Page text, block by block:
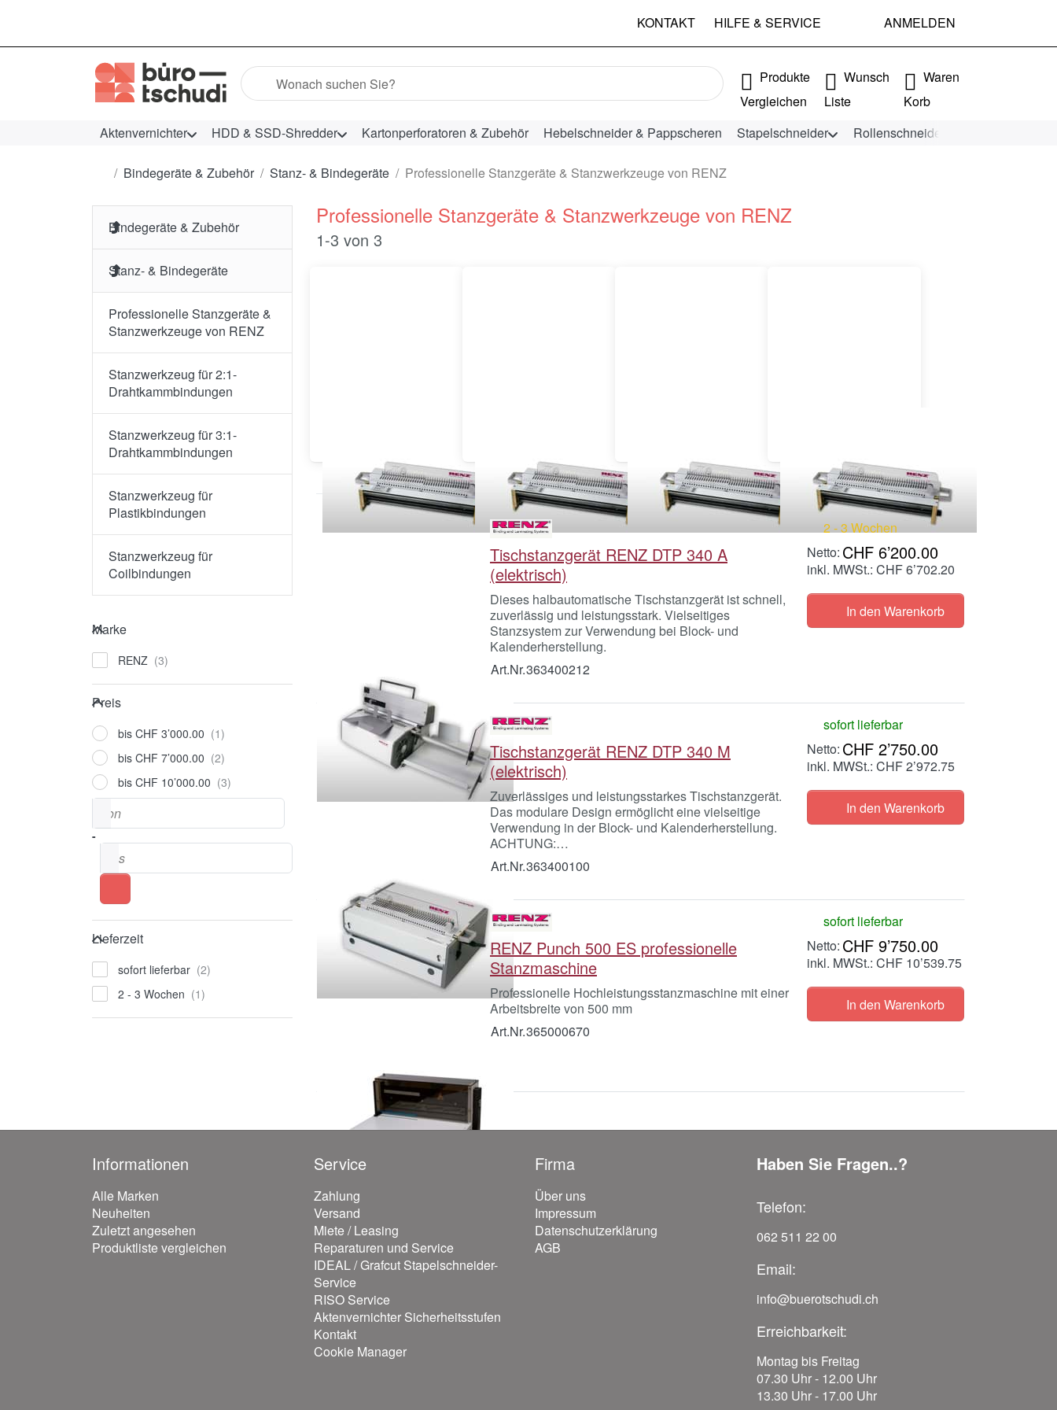
KONTAKT HILFE & SERVICE ANMELDEN
Geben Sie einen Suchbegriff ein. Während Sie tippen, erscheinen automatisch erste Ergebnisse. Drücken Sie die Eingabetaste, um alle
Produkte
Vergleichen
Wunsch
Liste
Waren
Korb
Aktenvernichter
HDD & SSD-Shredder Kartonperforatoren & Zubehör Hebelschneider & Pappscheren Stapelschneider Rollenschneider
Startseite
Bindegeräte & Zubehör Stanz- & Bindegeräte Professionelle Stanzgeräte & Stanzwerkzeuge von RENZ
Bindegeräte & Zubehör
Stanz- & Bindegeräte
Professionelle Stanzgeräte &
Stanzwerkzeuge von RENZ
Stanzwerkzeug für 2:1-
Drahtkammbindungen
Stanzwerkzeug für 3:1-
Drahtkammbindungen
Stanzwerkzeug für
Plastikbindungen
Stanzwerkzeug für
Coilbindungen
Marke
Marke
RENZ
Preis
Preis
bis CHF 3’000.00
bis CHF 7’000.00
bis CHF 10’000.00
Preisspanne
von
-
bis
Lieferzeit
Lieferzeit
sofort lieferbar
2 - 3 Wochen
Professionelle Stanzgeräte & Stanzwerkzeuge von RENZ
Suchergebnisse:
1-3 von 3
Tischstanzgerät RENZ DTP 340 A
(elektrisch)
Dieses halbautomatische Tischstanzgerät ist schnell,
zuverlässig und leistungsstark. Vielseitiges
Stanzsystem zur Verwendung bei Block- und
Kalenderherstellung.
Art.Nr.363400212
2 - 3 Wochen
CHF 6’200.00
inkl. MWSt.: CHF 6’702.20
In den Warenkorb
Tischstanzgerät RENZ DTP 340 M
(elektrisch)
Zuverlässiges und leistungsstarkes Tischstanzgerät.
Das modulare Design ermöglicht eine vielseitige
Verwendung in der Block- und Kalenderherstellung.
ACHTUNG:…
Art.Nr.363400100
sofort lieferbar
CHF 2’750.00
inkl. MWSt.: CHF 2’972.75
In den Warenkorb
RENZ Punch 500 ES professionelle
Stanzmaschine
Professionelle Hochleistungsstanzmaschine mit einer
Arbeitsbreite von 500 mm
Art.Nr.365000670
sofort lieferbar
CHF 9’750.00
inkl. MWSt.: CHF 10’539.75
In den Warenkorb
Informationen
Alle Marken
Neuheiten
Zuletzt angesehen
Produktliste vergleichen
Service
Zahlung
Versand
Miete / Leasing
Reparaturen und Service
IDEAL / Grafcut Stapelschneider-
Service
RISO Service
Aktenvernichter Sicherheitsstufen
Kontakt
Cookie Manager
Firma
Über uns
Impressum
Datenschutzerklärung
AGB
Haben Sie Fragen..?
Telefon:
062 511 22 00
Email:
info@buerotschudi.ch
Erreichbarkeit:
Montag bis Freitag
07.30 Uhr - 12.00 Uhr
13.30 Uhr - 17.00 Uhr